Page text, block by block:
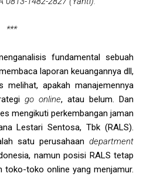
***
fundamental sebuah
laporan keuangannya dll,
apakah manajemennya
go online, atau belum. Dan
mengikuti perkembangan jaman
Lestari Sentosa, Tbk (RALS).
satu perusahaan department
namun posisi RALS tetap
toko-toko online yang menjamur.